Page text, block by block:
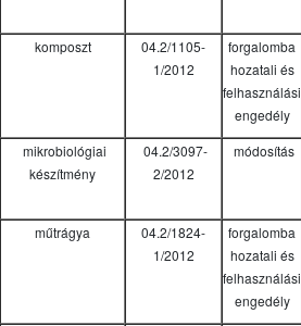
komposzt
04.2/1105-
1/2012
forgalomba
hozatali és
felhasználási
engedély
mikrobiológiai
készítmény
04.2/3097-
2/2012
módosítás
műtrágya
04.2/1824-
1/2012
forgalomba
hozatali és
felhasználási
engedély